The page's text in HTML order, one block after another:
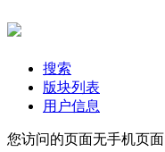
搜索
版块列表
用户信息
您访问的页面无手机页